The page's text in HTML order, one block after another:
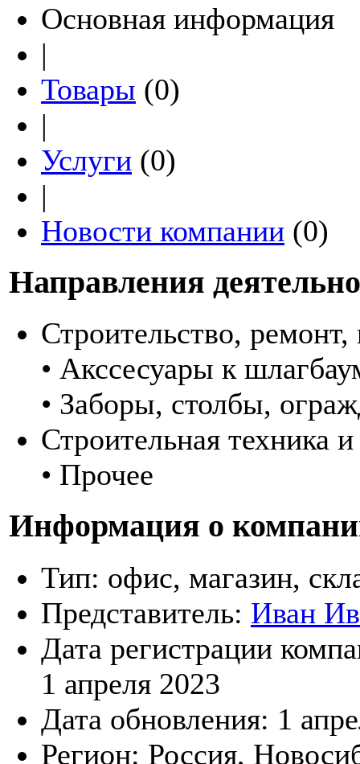
Основная информация
|
Товары (0)
|
Услуги (0)
|
Новости компании (0)
Направления
Строительство,
• Акссесуары к
• Заборы, столбы,
Строительная техника
• Прочее
Информация о
Тип: офис, магазин,
Представитель: Иван
Дата регистрации
1 апреля 2023
Дата обновления: 1
Регион: Россия,